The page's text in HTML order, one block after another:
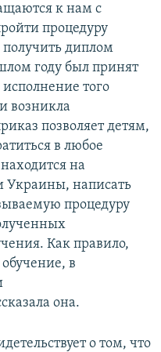
к нам с
процедуру
диплом
году был принят
того
возникла
позволяет детям,
в любое
на
Украины, написать
процедуру
Как правило,
в
она.
о том, что